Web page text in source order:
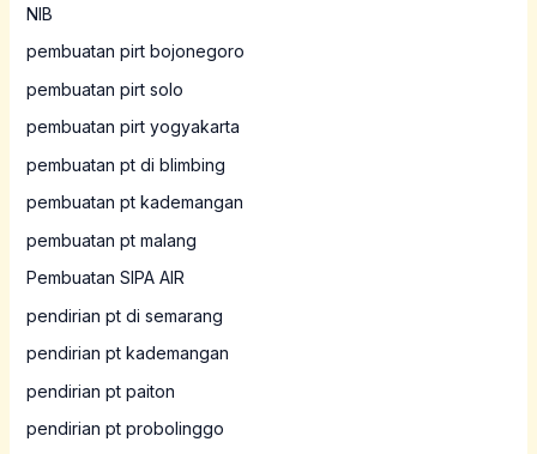
NIB
pembuatan pirt bojonegoro
pembuatan pirt solo
pembuatan pirt yogyakarta
pembuatan pt di blimbing
pembuatan pt kademangan
pembuatan pt malang
Pembuatan SIPA AIR
pendirian pt di semarang
pendirian pt kademangan
pendirian pt paiton
pendirian pt probolinggo